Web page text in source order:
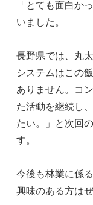
「とても面白か
いました。
長野県では、丸
システムはこの
ありません。コ
た活動を継続し
たい。」と次回
す。
今後も林業に係
興味のある方は